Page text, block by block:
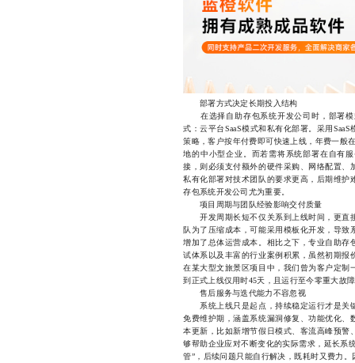
部署方式决定长期投入结构
在选择自助存包系统开发公司时，部署模
式：云平台SaaS模式和私有化部署。采用
策略，客户按年付费即可快速上线，年费一般
地的中小型企业。而若需将系统部署在自有
接，则必须支付额外的硬件采购、网络配置
私有化部署对技术团队的要求更高，后期维
存包系统开发公司尤为重要。
项目周期与团队经验影响交付质量
开发周期长短不仅关系到上线时间，更直
队为了压缩成本，可能采用模板化开发，导
增加了总体运营成本。相比之下，专业自助
试体系以及丰富的行业案例积累，虽然初期
在某大型文旅景区项目中，我们曾为客户定
到正式上线仅用时45天，且运行至今零重大故
售后服务与迭代能力不容忽视
系统上线只是起点，持续稳定运行才是关
免费维护期，涵盖系统漏洞修复、功能优化
本更新，比如新增节假日模式、客流高峰预
够帮助企业应对不断变化的实际需求，延长系
管”，后续问题只能自行解决，既耗时又费力